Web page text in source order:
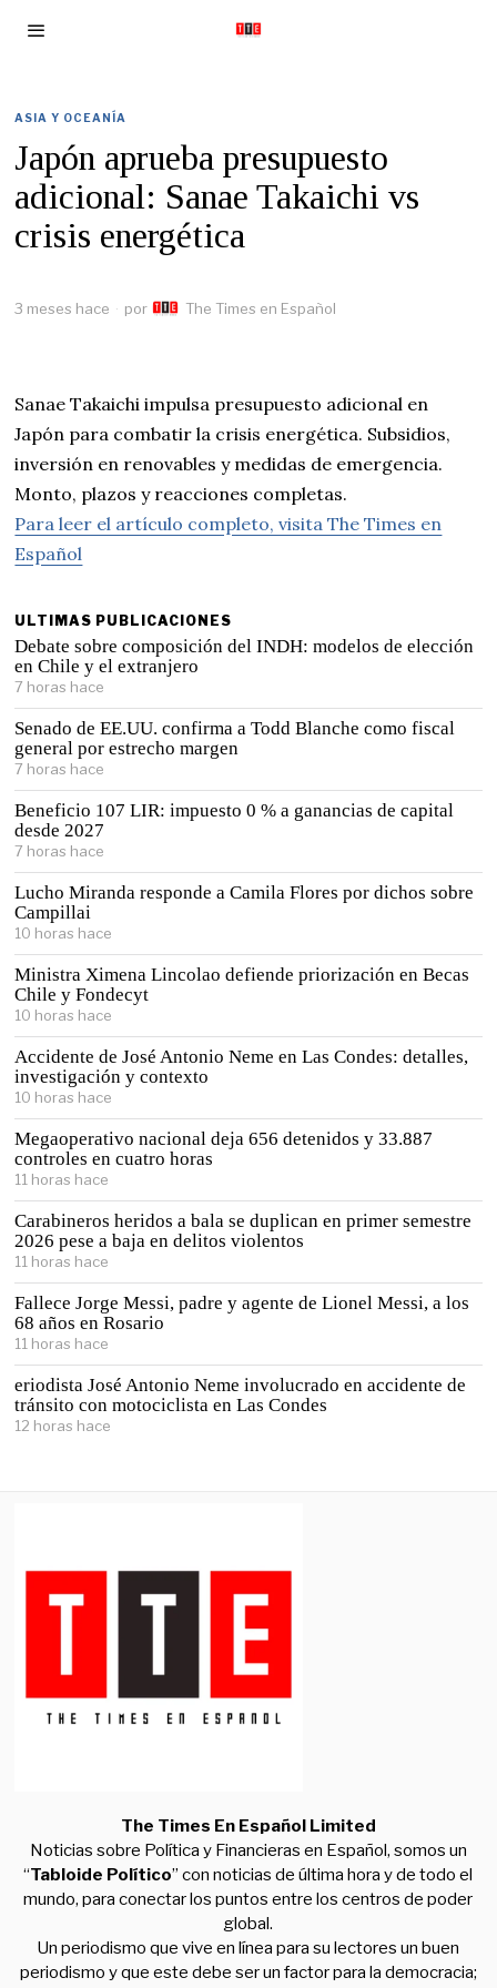
ASIA Y OCEANÍA
Japón aprueba presupuesto
adicional: Sanae Takaichi vs
crisis energética
3 meses hace por The Times en Español
Sanae Takaichi impulsa presupuesto adicional en
Japón para combatir la crisis energética. Subsidios,
inversión en renovables y medidas de emergencia.
Monto, plazos y reacciones completas.
Para leer el artículo completo, visita The Times en
Español
ULTIMAS PUBLICACIONES
Debate sobre composición del INDH: modelos de elección
en Chile y el extranjero
7 horas hace
Senado de EE.UU. confirma a Todd Blanche como fiscal
general por estrecho margen
7 horas hace
Beneficio 107 LIR: impuesto 0 % a ganancias de capital
desde 2027
7 horas hace
Lucho Miranda responde a Camila Flores por dichos sobre
Campillai
10 horas hace
Ministra Ximena Lincolao defiende priorización en Becas
Chile y Fondecyt
10 horas hace
Accidente de José Antonio Neme en Las Condes: detalles,
investigación y contexto
10 horas hace
Megaoperativo nacional deja 656 detenidos y 33.887
controles en cuatro horas
11 horas hace
Carabineros heridos a bala se duplican en primer semestre
2026 pese a baja en delitos violentos
11 horas hace
Fallece Jorge Messi, padre y agente de Lionel Messi, a los
68 años en Rosario
11 horas hace
eriodista José Antonio Neme involucrado en accidente de
tránsito con motociclista en Las Condes
12 horas hace
The Times En Español Limited
Noticias sobre Política y Financieras en Español, somos un
“Tabloide Político” con noticias de última hora y de todo el
mundo, para conectar los puntos entre los centros de poder
global.
Un periodismo que vive en línea para su lectores un buen
periodismo y que este debe ser un factor para la democracia;